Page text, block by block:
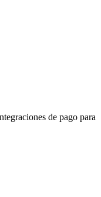
de pago para